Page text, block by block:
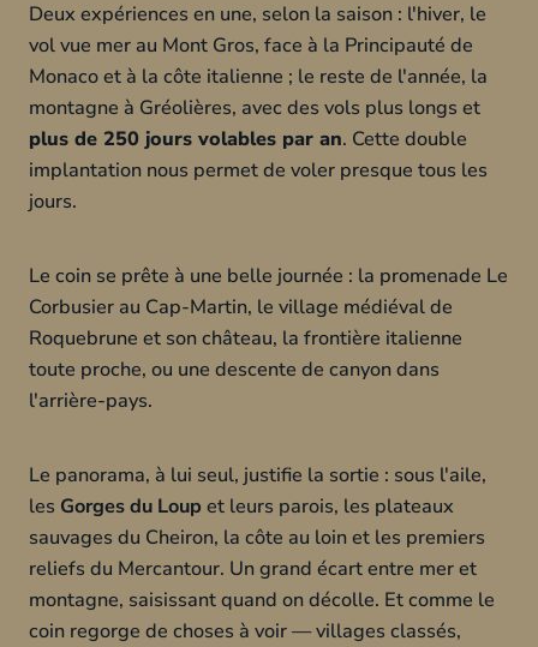
Deux expériences en une, selon la saison : l'hiver, le
vol vue mer au Mont Gros, face à la Principauté de
Monaco et à la côte italienne ; le reste de l'année, la
montagne à Gréolières, avec des vols plus longs et
plus de 250 jours volables par an. Cette double
implantation nous permet de voler presque tous les
jours.
Le coin se prête à une belle journée : la promenade Le
Corbusier au Cap-Martin, le village médiéval de
Roquebrune et son château, la frontière italienne
toute proche, ou une descente de canyon dans
l'arrière-pays.
Le panorama, à lui seul, justifie la sortie : sous l'aile,
les Gorges du Loup et leurs parois, les plateaux
sauvages du Cheiron, la côte au loin et les premiers
reliefs du Mercantour. Un grand écart entre mer et
montagne, saisissant quand on décolle. Et comme le
coin regorge de choses à voir — villages classés,